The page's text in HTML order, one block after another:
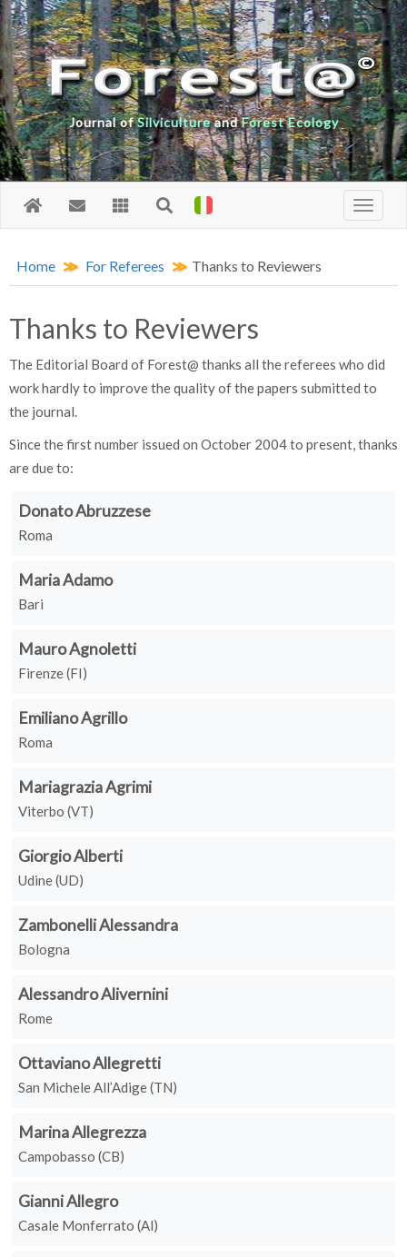
Journal ofSilvicultureandForest Ecology
Home For Referees Thanks to Reviewers
Thanks to Reviewers
The Editorial Board of Forest@ thanks all the referees who did
work hardly to improve the quality of the papers submitted to
the journal.
Since the first number issued on October 2004 to present, thanks
are due to:
Donato Abruzzese
Roma
Maria Adamo
Bari
Mauro Agnoletti
Firenze (FI)
Emiliano Agrillo
Roma
Mariagrazia Agrimi
Viterbo (VT)
Giorgio Alberti
Udine (UD)
Zambonelli Alessandra
Bologna
Alessandro Alivernini
Rome
Ottaviano Allegretti
San Michele All’Adige (TN)
Marina Allegrezza
Campobasso (CB)
Gianni Allegro
Casale Monferrato (Al)